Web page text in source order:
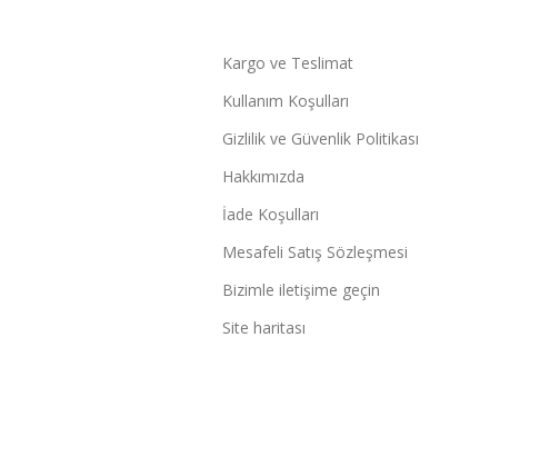
Kargo ve Teslimat
Kullanım Koşulları
Gizlilik ve Güvenlik Politikası
Hakkımızda
İade Koşulları
Mesafeli Satış Sözleşmesi
Bizimle iletişime geçin
Site haritası